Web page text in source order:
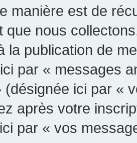
manière est de
que nous
la publication de
par « messages
(désignée ici par «
après votre
par « vos